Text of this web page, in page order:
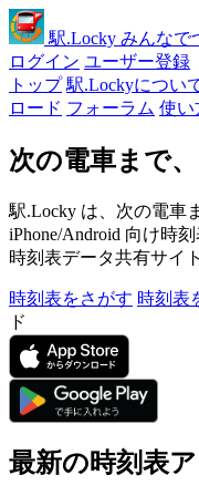
駅.Locky みんなで
ログイン ユーザー登録
トップ 駅.Lockyについ
ロード フォーラム 使い
次の電車まで
駅.Locky は、次の電車
iPhone/Android 向け時
時刻表データ共有サイ
時刻表をさがす 時刻表
ド
最新の時刻表